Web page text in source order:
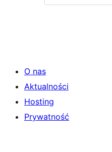
O nas
Aktualności
Hosting
Prywatność